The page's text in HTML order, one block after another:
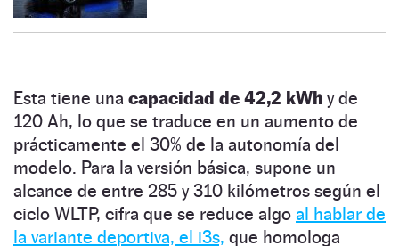
Esta tiene una capacidad de 42,2 kWh y de
120 Ah, lo que se traduce en un aumento de
prácticamente el 30% de la autonomía del
modelo. Para la versión básica, supone un
alcance de entre 285 y 310 kilómetros según el
ciclo WLTP, cifra que se reduce algo al hablar de
la variante deportiva, el i3s, que homologa